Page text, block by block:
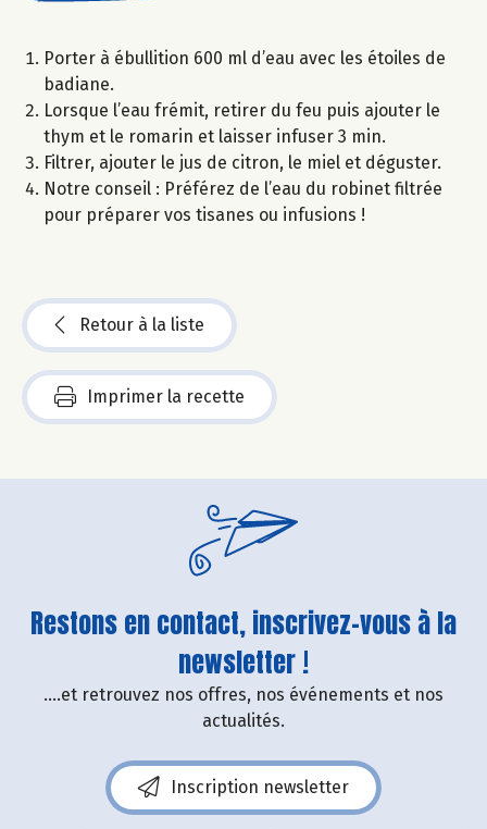
Porter à ébullition 600 ml d’eau avec les étoiles de
badiane.
Lorsque l’eau frémit, retirer du feu puis ajouter le
thym et le romarin et laisser infuser 3 min.
Filtrer, ajouter le jus de citron, le miel et déguster.
Notre conseil : Préférez de l’eau du robinet filtrée
pour préparer vos tisanes ou infusions !
Retour à la liste
Imprimer la recette
Restons en contact, inscrivez-vous à la
newsletter !
....et retrouvez nos offres, nos événements et nos
actualités.
Inscription newsletter